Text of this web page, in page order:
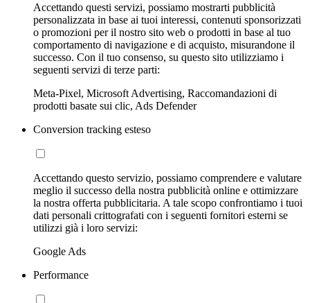
Accettando questi servizi, possiamo mostrarti pubblicità
personalizzata in base ai tuoi interessi, contenuti sponsorizzati
o promozioni per il nostro sito web o prodotti in base al tuo
comportamento di navigazione e di acquisto, misurandone il
successo. Con il tuo consenso, su questo sito utilizziamo i
seguenti servizi di terze parti:
Meta-Pixel, Microsoft Advertising, Raccomandazioni di
prodotti basate sui clic, Ads Defender
Conversion tracking esteso
Accettando questo servizio, possiamo comprendere e valutare
meglio il successo della nostra pubblicità online e ottimizzare
la nostra offerta pubblicitaria. A tale scopo confrontiamo i tuoi
dati personali crittografati con i seguenti fornitori esterni se
utilizzi già i loro servizi:
Google Ads
Performance